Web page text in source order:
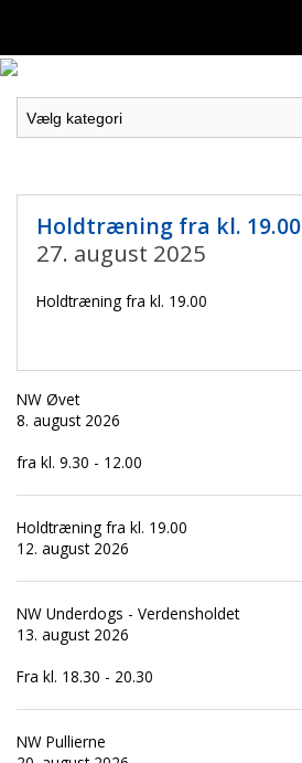
Holdtræning fra kl. 19.00
27. august 2025
Holdtræning fra kl. 19.00
NW Øvet
8. august 2026
fra kl. 9.30 - 12.00
Holdtræning fra kl. 19.00
12. august 2026
NW Underdogs - Verdensholdet
13. august 2026
Fra kl. 18.30 - 20.30
NW Pullierne